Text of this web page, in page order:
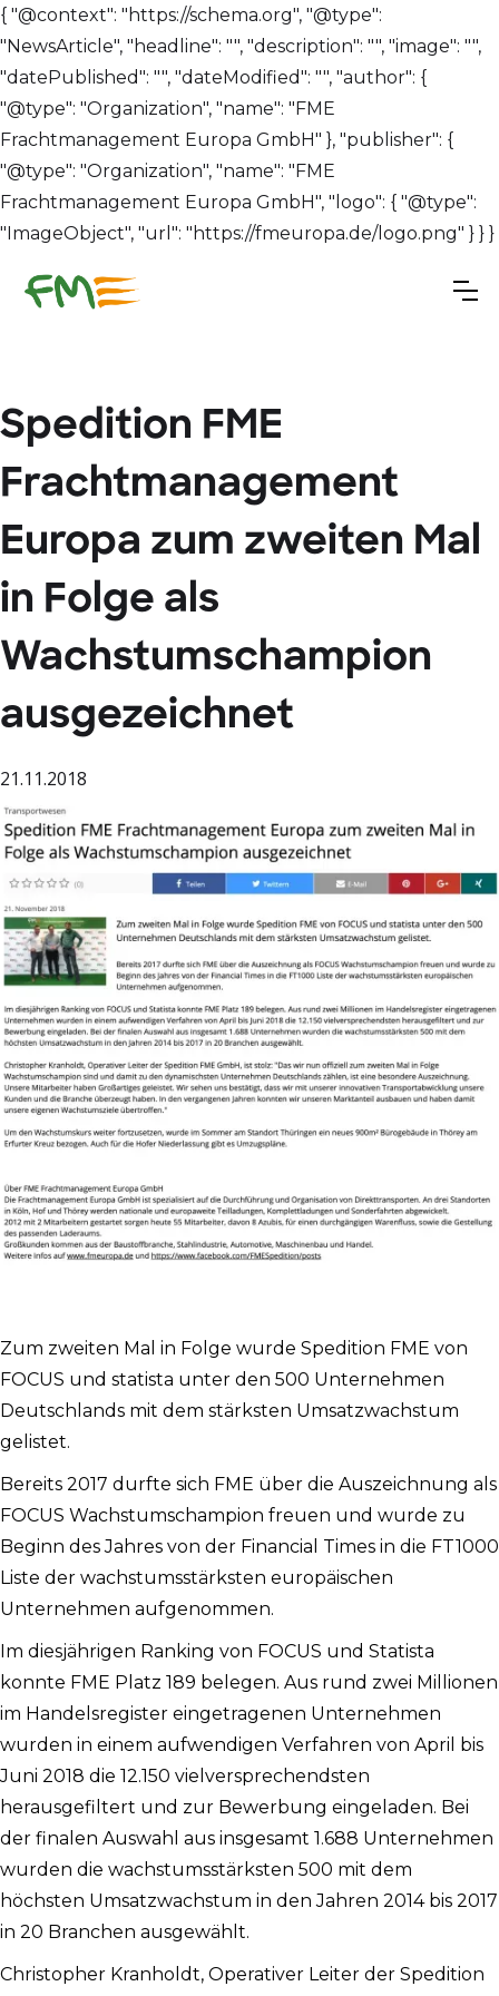
{ "@context": "https://schema.org", "@type":
"NewsArticle", "headline": "", "description": "", "image": "",
"datePublished": "", "dateModified": "", "author": {
"@type": "Organization", "name": "FME
Frachtmanagement Europa GmbH" }, "publisher": {
"@type": "Organization", "name": "FME
Frachtmanagement Europa GmbH", "logo": { "@type":
"ImageObject", "url": "https://fmeuropa.de/logo.png" } } }
Spedition FME
Frachtmanagement
Europa zum zweiten Mal
in Folge als
Wachstumschampion
ausgezeichnet
21.11.2018
Zum zweiten Mal in Folge wurde Spedition FME von
FOCUS und statista unter den 500 Unternehmen
Deutschlands mit dem stärksten Umsatzwachstum
gelistet.
Bereits 2017 durfte sich FME über die Auszeichnung als
FOCUS Wachstumschampion freuen und wurde zu
Beginn des Jahres von der Financial Times in die FT1000
Liste der wachstumsstärksten europäischen
Unternehmen aufgenommen.
Im diesjährigen Ranking von FOCUS und Statista
konnte FME Platz 189 belegen. Aus rund zwei Millionen
im Handelsregister eingetragenen Unternehmen
wurden in einem aufwendigen Verfahren von April bis
Juni 2018 die 12.150 vielversprechendsten
herausgefiltert und zur Bewerbung eingeladen. Bei
der finalen Auswahl aus insgesamt 1.688 Unternehmen
wurden die wachstumsstärksten 500 mit dem
höchsten Umsatzwachstum in den Jahren 2014 bis 2017
in 20 Branchen ausgewählt.
Christopher Kranholdt, Operativer Leiter der Spedition